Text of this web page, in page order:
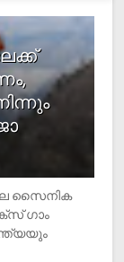
സൈനിക
​ഗാം